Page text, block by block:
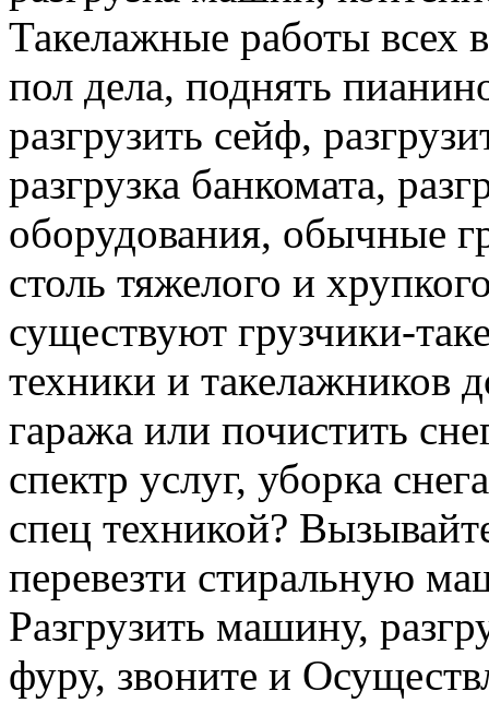
Такелажные работы всех
пол дела, поднять
разгрузить сейф,
разгрузка банкомата,
оборудования, обычные
столь тяжелого и
существуют грузчики-
техники и такелажников
гаража или почистить
спектр услуг, уборка
спец техникой?
перевезти стиральную
Разгрузить машину,
фуру, звоните и